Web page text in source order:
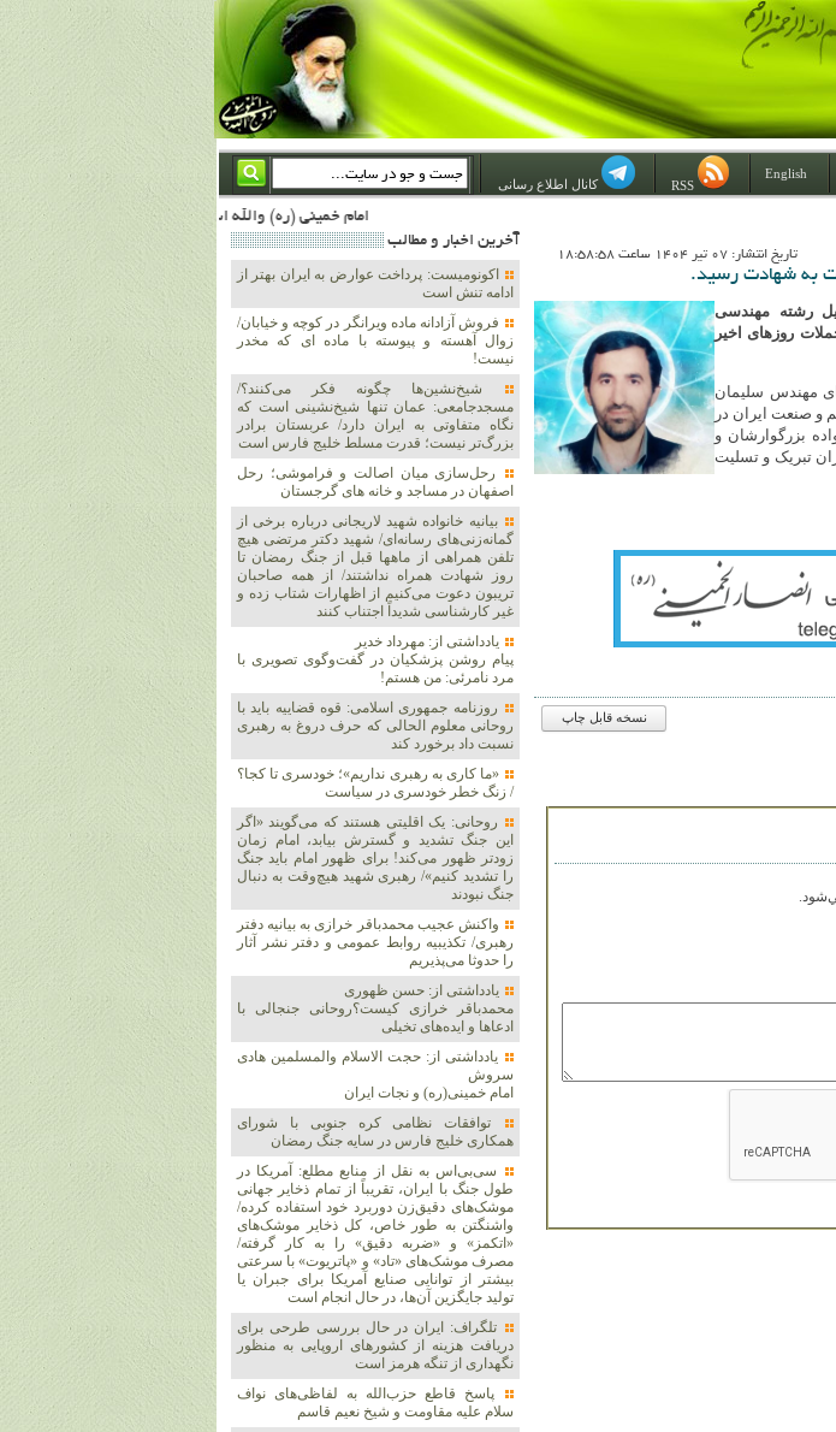
English
کانال اطلاع رسانی
امام خمینی (ره) والله اسلام تمامش سیاست است؛ ***** امام شهید: به گفتار امام و کردار امام اهتمام بورزید ***** امام خمینی(ره): ان شاء الله ما اندوه دلمان را در وقت مناسب با انتقام از امریکا و آل سعود برطرف خواهیم ساخت و داغ و حسرت حلاوت این جنایت بزرگ را بر دلشان خواهیم نهاد 1367/4/29 ***** امام خمینی(رحمة الله علیه) : حکومت آل سعود، این وهابیهای پست بیخبر از خدا بسان خنجرند که همیشه از پشت در قلب مسلمانان فرو رفته‌اند 1366/5/12***** امام خمینی (ره) شهادت در راه خدا مسئله ای نیست که بشود با پیروزی در صحنه های نبرد
تاريخ انتشار: 07 تير 1404 ساعت 18:58:58
به شهادت رسید.
رشته مهندسی
روزهای اخیر
مهندس سلیمان
و صنعت ایران در
بزرگوارشان و
تبریک و تسلیت
نسخه قابل چاپ
آخرين اخبار و مطالب
اکونومیست: پرداخت عوارض به ایران بهتر از
ادامه تنش است
فروش آزادانه ماده ویرانگر در کوچه و خیابان/
زوال آهسته و پیوسته با ماده ای که مخدر
نیست!
شیخ‌نشین‌ها چگونه فکر می‌کنند؟/
مسجدجامعی: عمان تنها شیخ‌نشینی است که
نگاه متفاوتی به ایران دارد/ عربستان برادر
بزرگ‌تر نیست؛ قدرت مسلط خلیج فارس است
رحل‌سازی میان اصالت و فراموشی؛ رحل
اصفهان در مساجد و خانه های گرجستان
بیانیه خانواده شهید لاریجانی درباره برخی از
گمانه‌زنی‌های رسانه‌ای/ شهید دکتر مرتضی هیچ
تلفن همراهی از ماهها قبل از جنگ رمضان تا
روز شهادت همراه نداشتند/ از همه صاحبان
تریبون دعوت می‌کنیم از اظهارات شتاب زده و
غیر کارشناسی شدیداً اجتناب کنند
یادداشتی از: مهرداد خدیر
پیام روشن پزشکیان در گفت‌و‌گوی تصویری با
مرد نامرئی: من هستم!
روزنامه جمهوری اسلامی: قوه قضاییه باید با
روحانی معلوم الحالی که حرف دروغ به رهبری
نسبت داد برخورد کند
«ما کاری به رهبری نداریم»؛ خودسری تا کجا؟
/ زنگ خطر خودسری در سیاست
روحانی: یک اقلیتی هستند که می‌گویند «اگر
این جنگ تشدید و گسترش بیابد، امام زمان
زودتر ظهور می‌کند! برای ظهور امام باید جنگ
را تشدید کنیم»/ رهبری شهید هیچ‌وقت به دنبال
جنگ نبودند
واکنش عجیب محمدباقر خرازی به بیانیه دفتر
رهبری/ تکذیبیه روابط عمومی و دفتر نشر آثار
را حدوثا می‌پذیریم
یادداشتی از: حسن ظهوری
محمدباقر خرازی کیست؟روحانی جنجالی با
ادعاها و ایده‌های تخیلی
یادداشتی از: حجت الاسلام والمسلمین هادی
سروش
امام خمینی(ره) و نجات ایران
توافقات نظامی کره جنوبی با شورای
همکاری خلیج فارس در سایه جنگ رمضان
سی‌بی‌اس به نقل از منابع مطلع: آمریکا در
طول جنگ با ایران، تقریباً از تمام ذخایر جهانی
موشک‌های دقیق‌زن دوربرد خود استفاده کرده/
واشنگتن به طور خاص، کل ذخایر موشک‌های
«اتکمز» و «ضربه دقیق» را به کار گرفته/
مصرف موشک‌های «تاد» و «پاتریوت» با سرعتی
بیشتر از توانایی صنایع آمریکا برای جبران یا
تولید جایگزین آن‌ها، در حال انجام است
تلگراف: ایران در حال بررسی طرحی برای
دریافت هزینه از کشورهای اروپایی به منظور
نگهداری از تنگه هرمز است
پاسخ قاطع حزب‌الله به لفاظی‌های نواف
سلام علیه مقاومت و شیخ نعیم قاسم